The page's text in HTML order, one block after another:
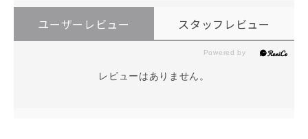
ユーザーレビュー スタッフレビュー
レビューはありません。